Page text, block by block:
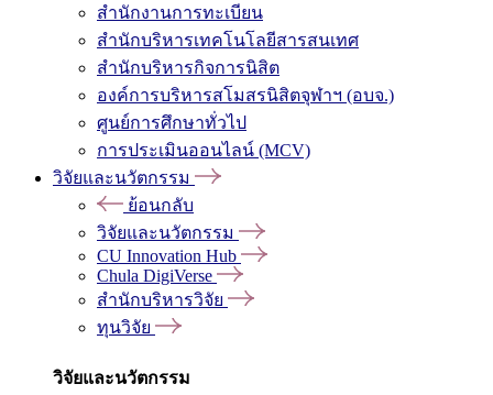
สำนักงานการทะเบียน
สำนักบริหารเทคโนโลยีสารสนเทศ
สำนักบริหารกิจการนิสิต
องค์การบริหารสโมสรนิสิตจุฬาฯ (อบจ.)
ศูนย์การศึกษาทั่วไป
การประเมินออนไลน์ (MCV)
วิจัยและนวัตกรรม
ย้อนกลับ
วิจัยและนวัตกรรม
CU Innovation Hub
Chula DigiVerse
สำนักบริหารวิจัย
ทุนวิจัย
วิจัยและนวัตกรรม